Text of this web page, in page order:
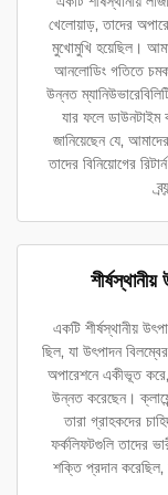
খেলোয়াড়, তাদের
মুখোমুখি হয়েছিল।
আনলোডিং গতিতে
উন্নত
যার ফলে ডাউনটাইম
জানিয়েছেন যে,
তাদের বিনিয়োগের
একটি শীর্ষস্থানীয়
ছিল, যা উৎপাদন
অপারেশনে একীভূত
উন্নত করেছেন।
তারা গ্রাহকদের
ফর্কলিফটগুলি তাদের
শক্তি প্রদান করেছিল,